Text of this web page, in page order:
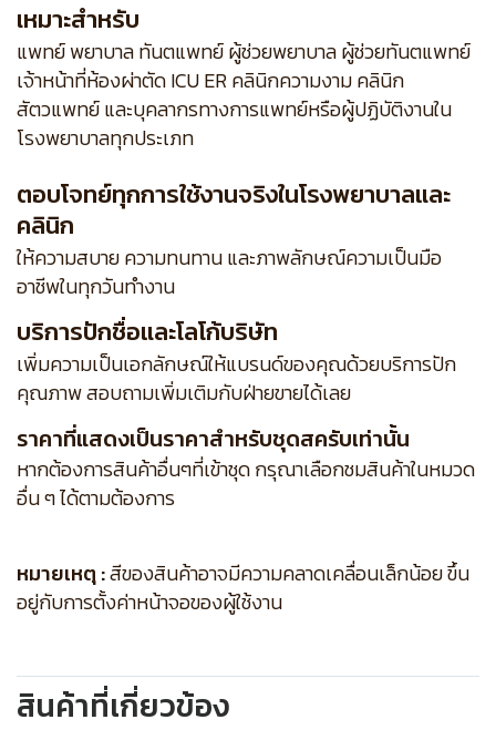
เหมาะสำหรับ
แพทย์ พยาบาล ทันตแพทย์ ผู้ช่วยพยาบาล ผู้ช่วยทันตแพทย์
เจ้าหน้าที่ห้องผ่าตัด ICU ER คลินิกความงาม คลินิก
สัตวแพทย์ และบุคลากรทางการแพทย์หรือผู้ปฏิบัติงานใน
โรงพยาบาลทุกประเภท
ตอบโจทย์ทุกการใช้งานจริงในโรงพยาบาลและ
คลินิก
ให้ความสบาย ความทนทาน และภาพลักษณ์ความเป็นมือ
อาชีพในทุกวันทำงาน
บริการปักชื่อและโลโก้บริษัท
เพิ่มความเป็นเอกลักษณ์ให้แบรนด์ของคุณด้วยบริการปัก
คุณภาพ สอบถามเพิ่มเติมกับฝ่ายขายได้เลย
ราคาที่แสดงเป็นราคาสำหรับชุดสครับเท่านั้น
หากต้องการสินค้าอื่นๆที่เข้าชุด กรุณาเลือกชมสินค้าในหมวด
อื่น ๆ ได้ตามต้องการ
หมายเหตุ :สีของสินค้าอาจมีความคลาดเคลื่อนเล็กน้อย ขึ้น
อยู่กับการตั้งค่าหน้าจอของผู้ใช้งาน
สินค้าที่เกี่ยวข้อง